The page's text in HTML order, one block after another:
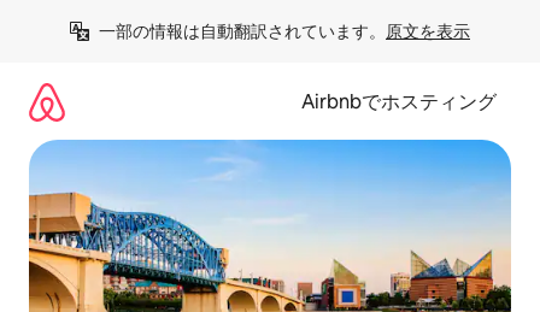
一部の情報は自動翻訳されています。 原文を表示
Airbnbでホスティング